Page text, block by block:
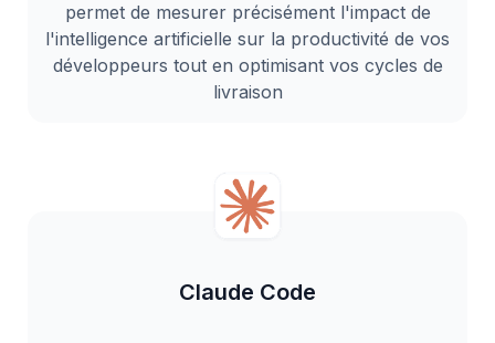
permet de mesurer précisément l'impact de
l'intelligence artificielle sur la productivité de vos
développeurs tout en optimisant vos cycles de
livraison
Claude Code